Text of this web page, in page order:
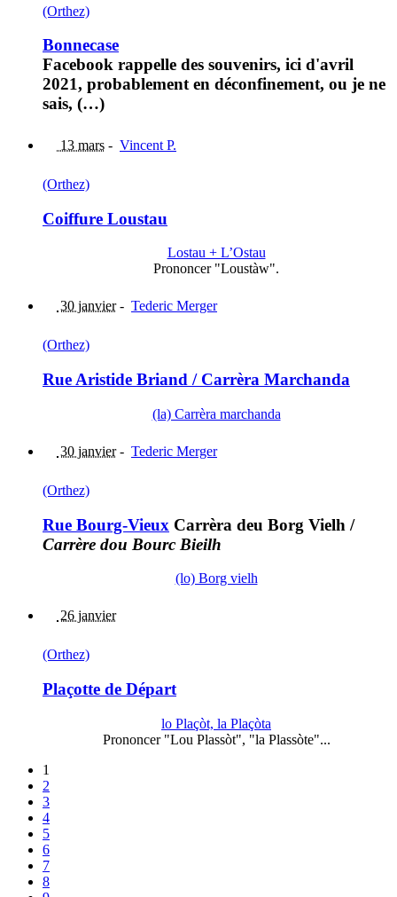
(Orthez)
Bonnecase
Facebook rappelle des souvenirs, ici d'avril
2021, probablement en déconfinement, ou je ne
sais, (…)
13 mars - Vincent P.
(Orthez)
Coiffure Loustau
Lostau + L’Ostau
Prononcer "Loustàw".
30 janvier- Tederic Merger
(Orthez)
Rue Aristide Briand / Carrèra Marchanda
(la) Carrèra marchanda
30 janvier- Tederic Merger
(Orthez)
Rue Bourg-Vieux Carrèra deu Borg Vielh /
Carrère dou Bourc Bieilh
(lo) Borg vielh
26 janvier
(Orthez)
Plaçotte de Départ
lo Plaçòt, la Plaçòta
Prononcer "Lou Plassòt", "la Plassòte"...
1
2
3
4
5
6
7
8